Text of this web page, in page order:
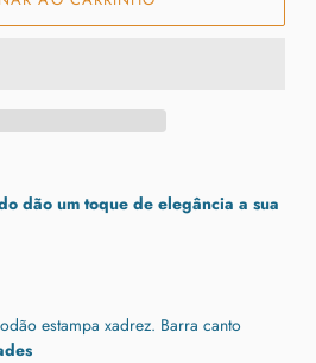
dão um toque de elegância a sua
estampa xadrez. Barra canto